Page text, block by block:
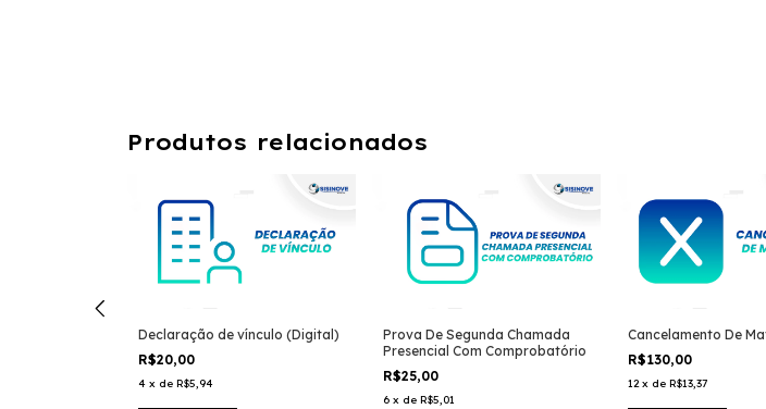
Produtos relacionados
Declaração de vínculo (Digital)
R$20,00
4 x de R$5,94
Prova De Segunda Chamada
Presencial Com Comprobatório
R$25,00
6 x de R$5,01
Cancelamento De
R$130,00
12 x de R$13,37